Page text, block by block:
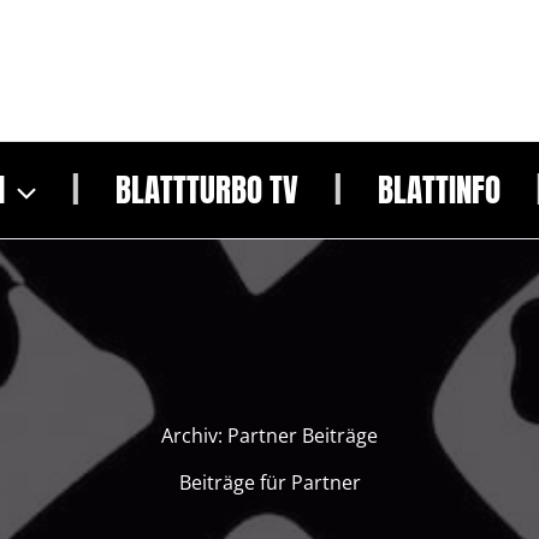
BLATTTURBO TV BLATTINFO
Archiv: Partner Beiträge
Beiträge für Partner